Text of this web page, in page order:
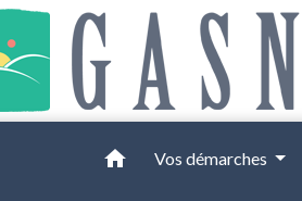
home Vos démarches